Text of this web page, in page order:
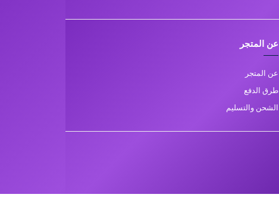
عن المتجر
عن المتجر
طرق الدفع
الشحن والتسليم